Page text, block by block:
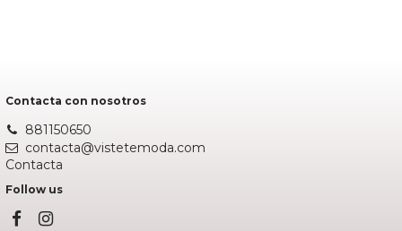
Contacta con nosotros
881150650
contacta@vistetemoda.com
Contacta
Follow us